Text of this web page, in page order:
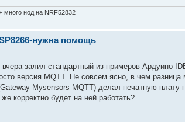
много нод на NRF52832
нужна помощь
вчера залил стандартный из примеров Ардуино
версия MQTT. Не совсем ясно, в чем
Mysensors MQTT) делал печатную
корректно будет на ней работать?